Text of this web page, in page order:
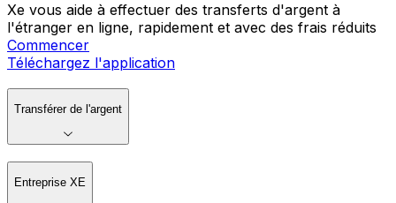
Xe vous aide à effectuer des transferts d'argent à
l'étranger en ligne, rapidement et avec des frais réduits
Commencer
Téléchargez l'application
Transférer de l'argent
Entreprise XE